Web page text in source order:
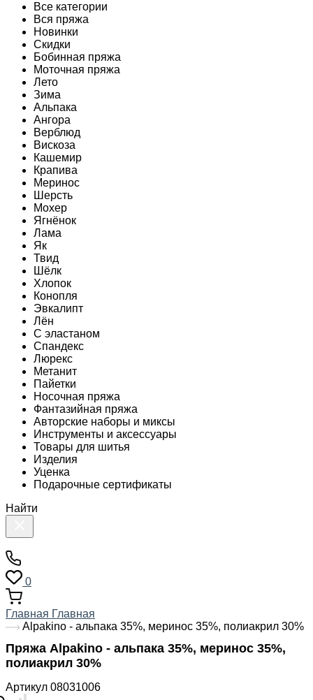
Все категории
Вся пряжа
Новинки
Скидки
Бобинная пряжа
Моточная пряжа
Лето
Зима
Альпака
Ангора
Верблюд
Вискоза
Кашемир
Крапива
Меринос
Шерсть
Мохер
Ягнёнок
Лама
Як
Твид
Шёлк
Хлопок
Конопля
Эвкалипт
Лён
C эластаном
Спандекс
Люрекс
Метанит
Пайетки
Носочная пряжа
Фантазийная пряжа
Авторские наборы и миксы
Инструменты и аксессуары
Товары для шитья
Изделия
Уценка
Подарочные сертификаты
Найти
0
Главная Главная
Alpakino - альпака 35%, меринос 35%, полиакрил 30%
Пряжа Alpakino - альпака 35%, меринос 35%,
полиакрил 30%
Артикул 08031006